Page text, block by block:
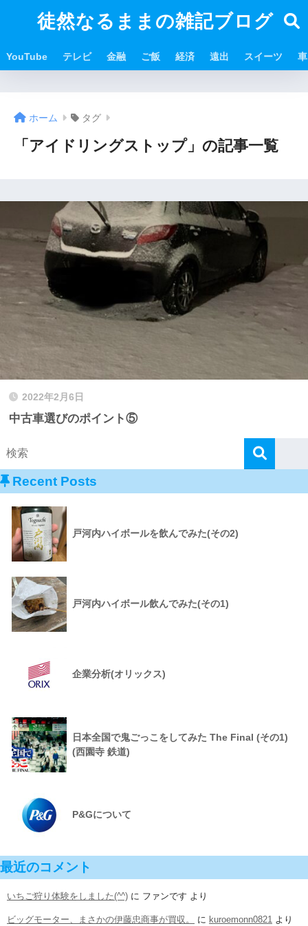
徒然なるままの雑記ブログ
YouTube テレビ 金融 ご飯 経済 遠出 スイーツ 車
ホーム タグ
「アイドリングストップ」の記事一覧
2022年2月6日
中古車選びのポイント⑤
Recent Posts
戸河内ハイボールを飲んでみた(その2)
戸河内ハイボール飲んでみた(その1)
企業分析(オリックス)
日本全国で鬼ごっこをしてみた The Final (その1)
(西園寺 鉄道)
P&Gについて
最近のコメント
いちご狩り体験をしました(^^) に ファンです より
ビッグモーター、まさかの伊藤忠商事が買収。 に kuroemonn0821 より